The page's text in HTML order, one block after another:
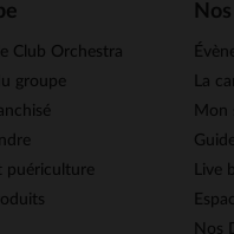
Club Orchestra
groupe
puériculture
La
Mon
Live
Nos